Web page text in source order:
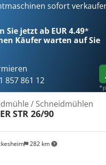
sofort
Sie jetzt ab EUR 4.49*
Käufer warten auf Sie
857 861 12
282 km
/ Schneidmühlen
STR 26/90